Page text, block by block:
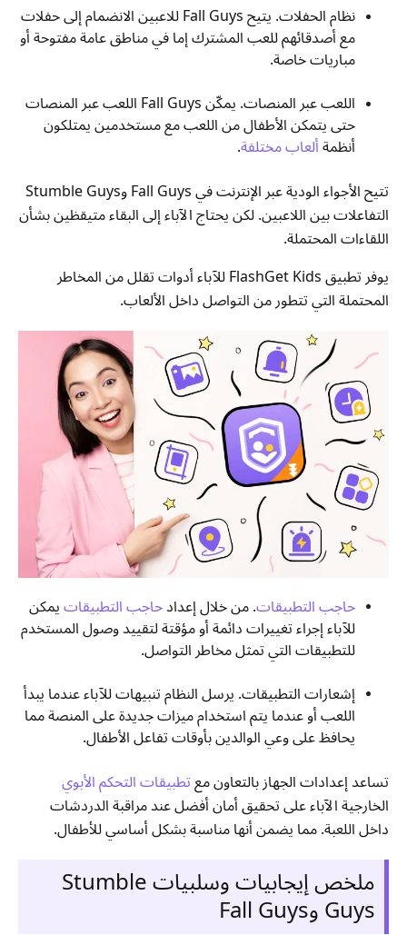
نظام الحفلات. يتيح Fall Guys للاعبين الانضمام إلى حفلات
مع أصدقائهم للعب المشترك إما في مناطق عامة مفتوحة أو
مباريات خاصة.
اللعب عبر المنصات. يمكّن Fall Guys اللعب عبر المنصات
حتى يتمكن الأطفال من اللعب مع مستخدمين يمتلكون
أنظمةألعاب مختلفة.
تتيح الأجواء الودية عبر الإنترنت في Fall Guys وStumble Guys
التفاعلات بين اللاعبين. لكن يحتاج الآباء إلى البقاء متيقظين بشأن
اللقاءات المحتملة.
يوفر تطبيق FlashGet Kids للآباء أدوات تقلل من المخاطر
المحتملة التي تتطور من التواصل داخل الألعاب.
حاجب التطبيقات. من خلال إعدادحاجب التطبيقاتيمكن
للآباء إجراء تغييرات دائمة أو مؤقتة لتقييد وصول المستخدم
للتطبيقات التي تمثل مخاطر التواصل.
إشعارات التطبيقات. يرسل النظام تنبيهات للآباء عندما يبدأ
اللعب أو عندما يتم استخدام ميزات جديدة على المنصة مما
يحافظ على وعي الوالدين بأوقات تفاعل الأطفال.
تساعد إعدادات الجهاز بالتعاون معتطبيقات التحكم الأبوي
الخارجية الآباء على تحقيق أمان أفضل عند مراقبة الدردشات
داخل اللعبة. مما يضمن أنها مناسبة بشكل أساسي للأطفال.
ملخص إيجابيات وسلبيات Stumble
Guys وFall Guys